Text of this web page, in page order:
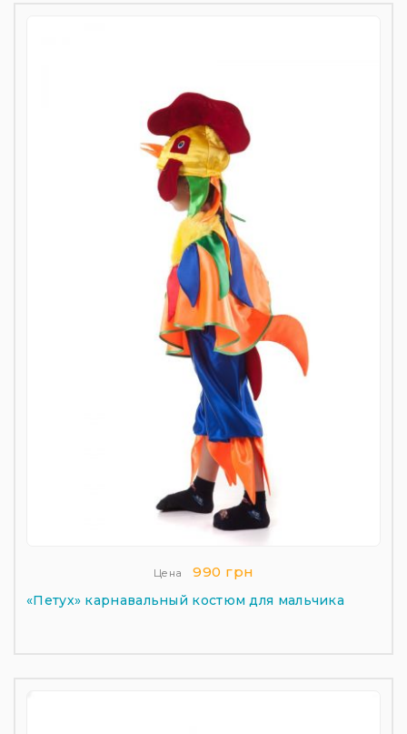
Цена 990 грн
«Петух» карнавальный костюм для мальчика